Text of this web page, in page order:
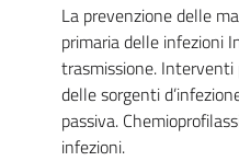
La prevenzione delle
primaria delle infezioni
trasmissione. Interventi
delle sorgenti
passiva.
infezioni.